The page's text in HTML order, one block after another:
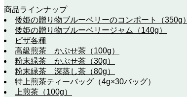
商品ラインナップ
倭姫の贈り物ブルーベリーのコンポート（350g）
倭姫の贈り物ブルーベリージャム（140g）
ピザ各種
高級煎茶 かぶせ茶（100g）
粉末緑茶 かぶせ茶（30g）
粉末緑茶 深蒸し茶（80g）
特上煎茶ティーバッグ（4g×30バッグ）
上煎茶（100g）